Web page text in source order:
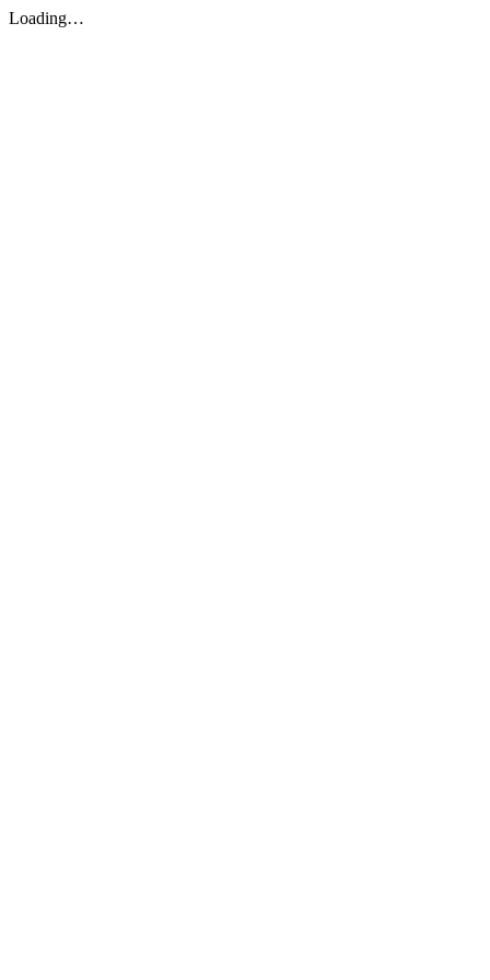
Loading…